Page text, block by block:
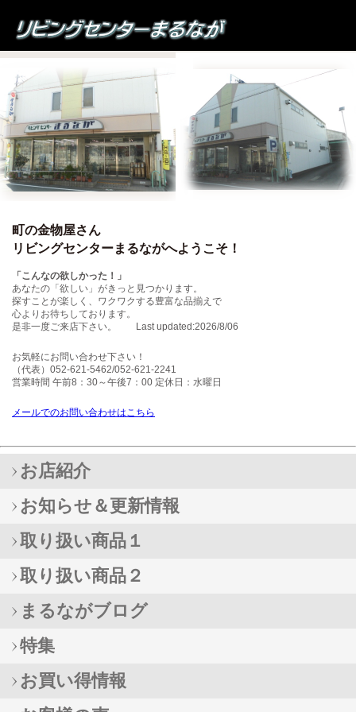
町の金物屋さん
リビングセンターまるながへようこそ！
「こんなの欲しかった！」
あなたの「欲しい」がきっと見つかります。
探すことが楽しく、ワクワクする豊富な品揃えで
心よりお待ちしております。
是非一度ご来店下さい。 Last updated:2026/8/06
お気軽にお問い合わせ下さい！
（代表）052-621-5462/052-621-2241
営業時間 午前8：30～午後7：00 定休日：水曜日
メールでのお問い合わせはこちら
お店紹介
お知らせ＆更新情報
取り扱い商品１
取り扱い商品２
まるながブログ
特集
お買い得情報